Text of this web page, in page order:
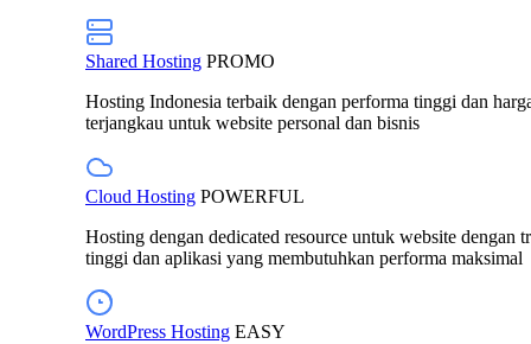
Shared Hosting PROMO
Hosting Indonesia terbaik dengan performa tinggi dan
terjangkau untuk website personal dan bisnis
Cloud Hosting POWERFUL
Hosting dengan dedicated resource untuk website dengan
tinggi dan aplikasi yang membutuhkan performa maksimal
WordPress Hosting EASY